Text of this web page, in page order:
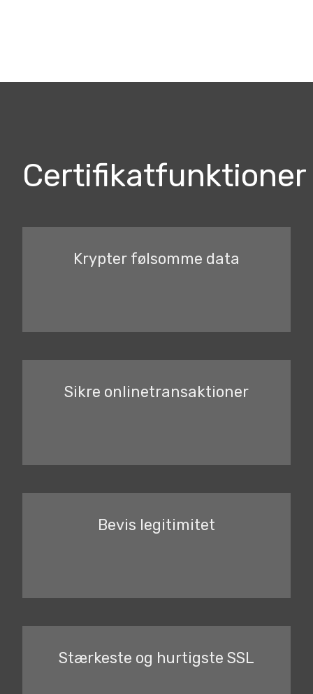
Certifikatfunktioner
Krypter følsomme data
Sikre onlinetransaktioner
Bevis legitimitet
Stærkeste og hurtigste SSL